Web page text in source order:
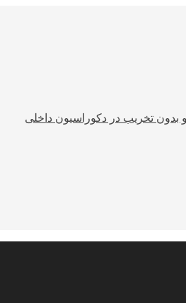
بدون تخریب در دکوراسیون داخلی